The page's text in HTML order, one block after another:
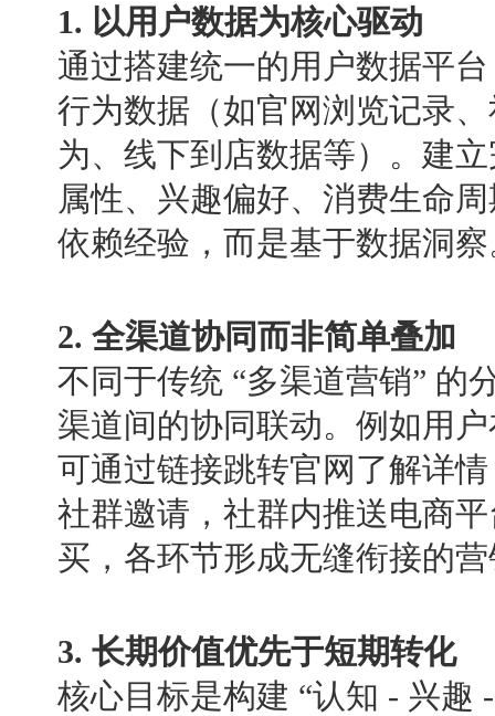
1. 以用户数据为核心驱动
通过搭建统一的用户数据平
行为数据（如官网浏览记录
为、线下到店数据等）。建
属性、兴趣偏好、消费生命
依赖经验，而是基于数据洞
2. 全渠道协同而非简单叠加
不同于传统 “多渠道营销” 的
渠道间的协同联动。例如用
可通过链接跳转官网了解详
社群邀请，社群内推送电商
买，各环节形成无缝衔接的
3. 长期价值优先于短期转化
核心目标是构建 “认知 - 兴趣